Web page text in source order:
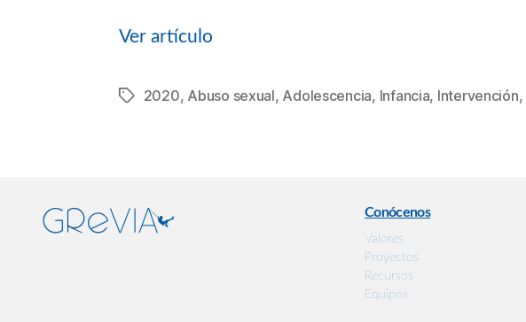
Ver artículo
Etiquetas
2020, Abuso sexual, Adolescencia, Infancia, Intervención,
Conócenos
Valores
Proyectos
Recursos
Equipos